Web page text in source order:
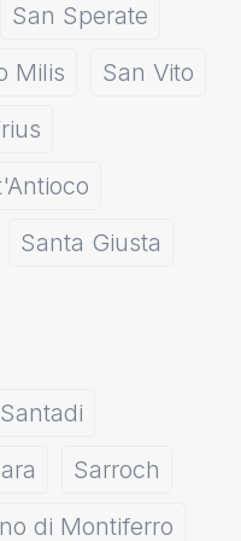
San Sperate
Milis
San Vito
Santa Giusta
Santadi
Sarroch
di Montiferro